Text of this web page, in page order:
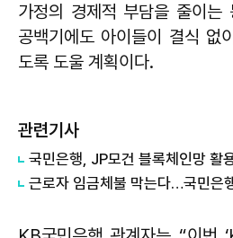
가정의 경제적 부담을 줄이는
공백기에도 아이들이 결식 없
도록 도울 계획이다.
관련기사